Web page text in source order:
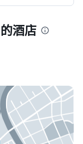
酒店